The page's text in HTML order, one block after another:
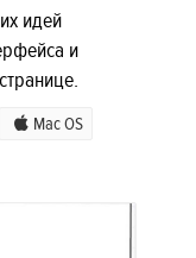
идей
и
Mac OS